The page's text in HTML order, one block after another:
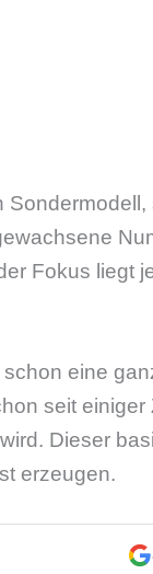
Fokus liegt
eine
seit
Dieser
erzeugen.